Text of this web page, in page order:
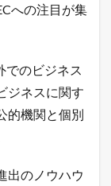
への注目が集
でのビジネス
ジネスに関す
的機関と個別
出のノウハウ